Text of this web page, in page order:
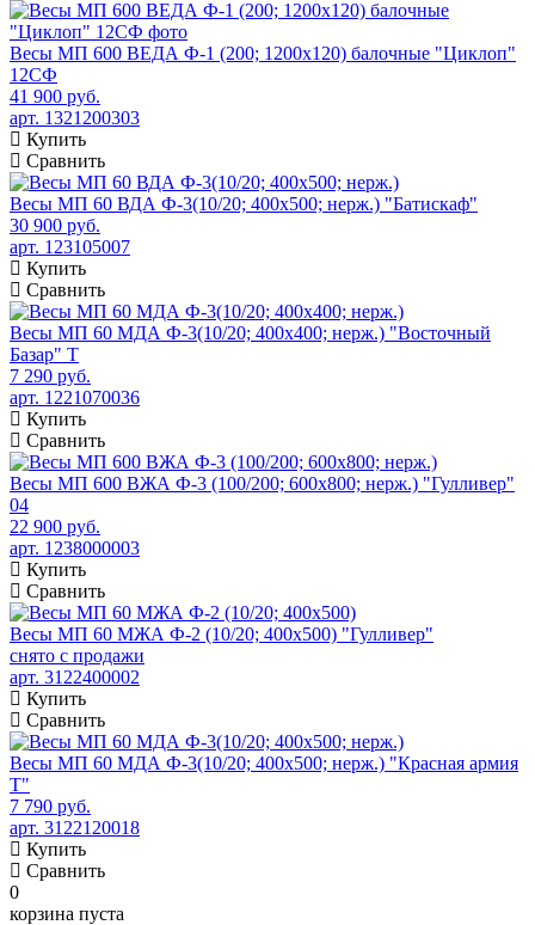
Весы МП 600 ВЕДА Ф-1 (200; 1200х120) балочные "Циклоп"
12СФ
41 900 руб.
арт. 1321200303
Купить
Сравнить
Весы МП 60 ВДА Ф-3(10/20; 400х500; нерж.) "Батискаф"
30 900 руб.
арт. 123105007
Купить
Сравнить
Весы МП 60 МДА Ф-3(10/20; 400х400; нерж.) "Восточный
Базар" Т
7 290 руб.
арт. 1221070036
Купить
Сравнить
Весы МП 600 ВЖА Ф-3 (100/200; 600х800; нерж.) "Гулливер"
04
22 900 руб.
арт. 1238000003
Купить
Сравнить
Весы МП 60 МЖА Ф-2 (10/20; 400х500) "Гулливер"
снято с продажи
арт. 3122400002
Купить
Сравнить
Весы МП 60 МДА Ф-3(10/20; 400х500; нерж.) "Красная армия
Т"
7 790 руб.
арт. 3122120018
Купить
Сравнить
0
корзина пуста